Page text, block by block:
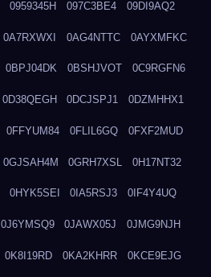
0959345H 097C3BE4 09DI9AQ2
0A7RXWXI 0AG4NTTC 0AYXMFKC
0BPJ04DK 0BSHJVOT 0C9RGFN6
0D38QEGH 0DCJSPJ1 0DZMHHX1
0FFYUM84 0FLIL6GQ 0FXF2MUD
0GJSAH4M 0GRH7XSL 0H17NT32
0HYK5SEI 0IA5RSJ3 0IF4Y4UQ
0J6YMSQ9 0JAWX05J 0JMG9NJH
0K8I19RD 0KA2KHRR 0KCE9EJG